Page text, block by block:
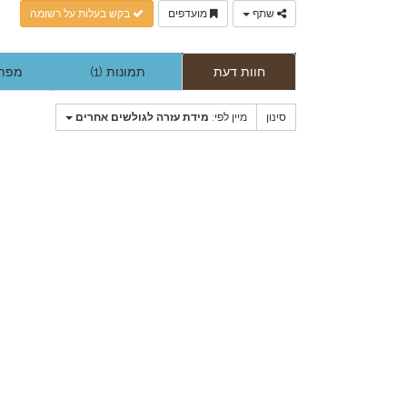
שתף מועדפים בקש בעלות על רשומה
חוות דעת תמונות (1)
סינון מיין לפי: מידת עזרה לגולשים אחרים